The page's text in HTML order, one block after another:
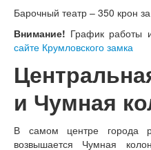
Барочный театр – 350 крон
Внимание! График работы
сайте Крумловского замка
и Чумная
В самом центре города
возвышается Чумная